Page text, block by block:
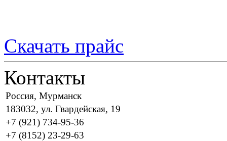
Скачать прайс
Контакты
Россия, Мурманск
183032, ул. Гвардейская, 19
+7 (921) 734-95-36
+7 (8152) 23-29-63